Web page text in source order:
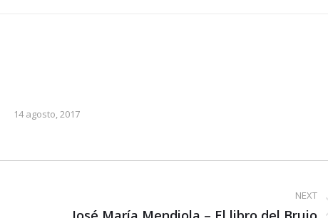
14 agosto, 2017
NEXT
Next